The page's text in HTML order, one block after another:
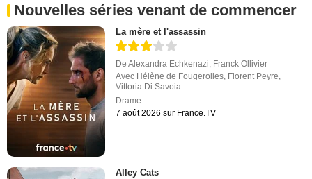
Nouvelles séries venant de commencer
La mère et l'assassin
DeAlexandra Echkenazi Franck Ollivier
Avec Hélène de Fougerolles Florent Peyre
Vittoria Di Savoia
Drame
7 août 2026 sur France.TV
Alley Cats